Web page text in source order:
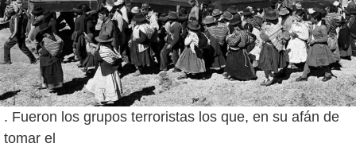
. Fueron los grupos terroristas los que, en su afán de
tomar el